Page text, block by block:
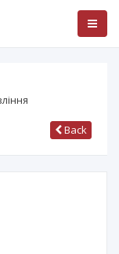
Back